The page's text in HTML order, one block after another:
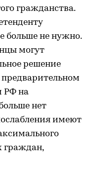
гражданства.
больше не нужно.
могут
решение
РФ на
нет
имеют
граждан,